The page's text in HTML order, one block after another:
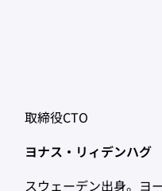
取締役CTO
ヨナス・リィデンハ
スウェーデン出身。ヨ